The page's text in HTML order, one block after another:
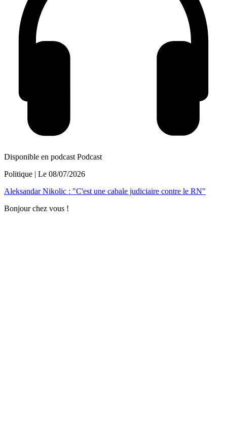
Disponible en podcast Podcast
Politique | Le 08/07/2026
Aleksandar Nikolic : "C'est une cabale judiciaire contre le RN"
Bonjour chez vous !